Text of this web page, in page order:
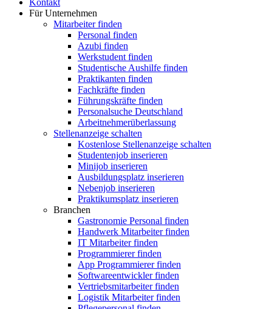
Kontakt
Für Unternehmen
Mitarbeiter finden
Personal finden
Azubi finden
Werkstudent finden
Studentische Aushilfe finden
Praktikanten finden
Fachkräfte finden
Führungskräfte finden
Personalsuche Deutschland
Arbeitnehmerüberlassung
Stellenanzeige schalten
Kostenlose Stellenanzeige schalten
Studentenjob inserieren
Minijob inserieren
Ausbildungsplatz inserieren
Nebenjob inserieren
Praktikumsplatz inserieren
Branchen
Gastronomie Personal finden
Handwerk Mitarbeiter finden
IT Mitarbeiter finden
Programmierer finden
App Programmierer finden
Softwareentwickler finden
Vertriebsmitarbeiter finden
Logistik Mitarbeiter finden